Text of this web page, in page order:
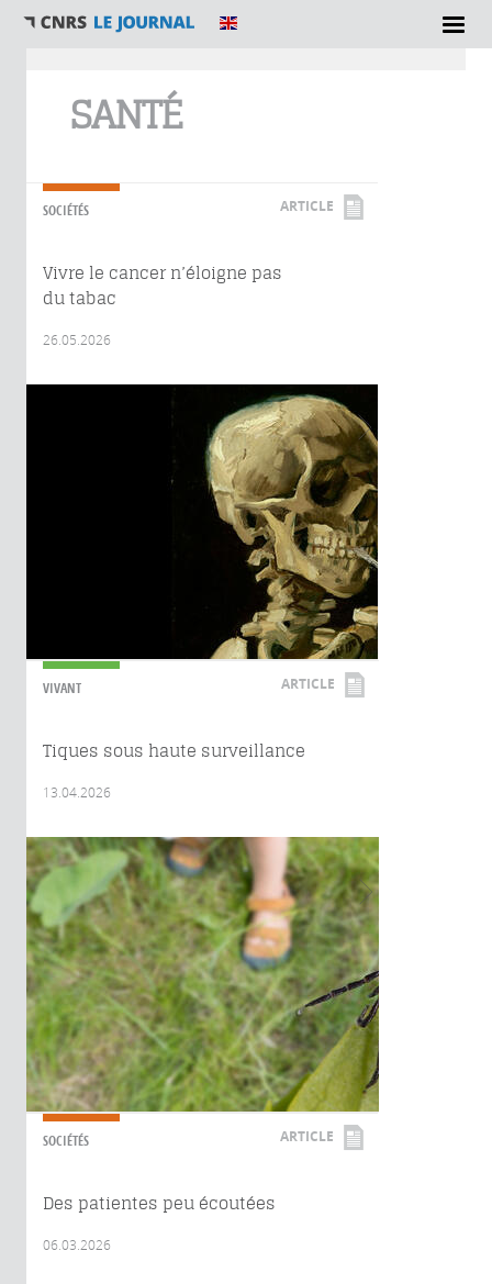
SANTÉ
SOCIÉTÉS ARTICLE
Vivre le cancer n’éloigne pas
du tabac
26.05.2026
VIVANT ARTICLE
Tiques sous haute surveillance
13.04.2026
SOCIÉTÉS ARTICLE
Des patientes peu écoutées
06.03.2026